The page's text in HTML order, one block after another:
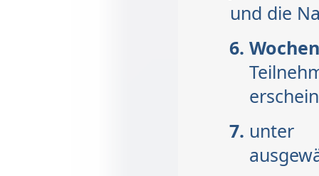
und die
unter